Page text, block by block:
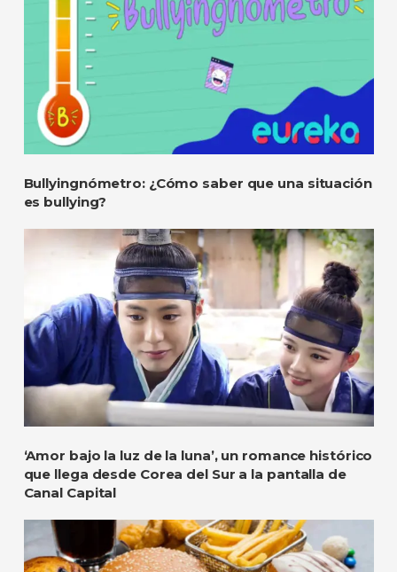
Bullyingnómetro: ¿Cómo saber que una situación
es bullying?
‘Amor bajo la luz de la luna’, un romance histórico
que llega desde Corea del Sur a la pantalla de
Canal Capital